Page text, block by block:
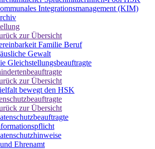
Integrationsmanagement (KIM)
zur Übersicht
Familie Beruf
Gewalt
Gleichstellungsbeauftragte
zur Übersicht
bewegt den HSK
zur Übersicht
Ehrenamt